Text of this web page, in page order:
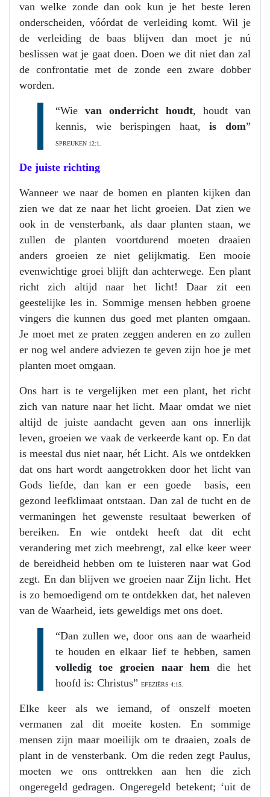
van welke zonde dan ook kun je het beste leren
onderscheiden, vóórdat de verleiding komt. Wil je
de verleiding de baas blijven dan moet je nú
beslissen wat je gaat doen. Doen we dit niet dan zal
de confrontatie met de zonde een zware dobber
worden.
“Wie van onderricht houdt, houdt van
kennis, wie berispingen haat,is dom”
SPREUKEN 12:1.
De juiste richting
Wanneer we naar de bomen en planten kijken dan
zien we dat ze naar het licht groeien. Dat zien we
ook in de vensterbank, als daar planten staan, we
zullen de planten voortdurend moeten draaien
anders groeien ze niet gelijkmatig. Een mooie
evenwichtige groei blijft dan achterwege. Een plant
richt zich altijd naar het licht! Daar zit een
geestelijke les in. Sommige mensen hebben groene
vingers die kunnen dus goed met planten omgaan.
Je moet met ze praten zeggen anderen en zo zullen
er nog wel andere adviezen te geven zijn hoe je met
planten moet omgaan.
Ons hart is te vergelijken met een plant, het richt
zich van nature naar het licht. Maar omdat we niet
altijd de juiste aandacht geven aan ons innerlijk
leven, groeien we vaak de verkeerde kant op. En dat
is meestal dus niet naar, hét Licht. Als we ontdekken
dat ons hart wordt aangetrokken door het licht van
Gods liefde, dan kan er een goede basis, een
gezond leefklimaat ontstaan. Dan zal de tucht en de
vermaningen het gewenste resultaat bewerken of
bereiken. En wie ontdekt heeft dat dit echt
verandering met zich meebrengt, zal elke keer weer
de bereidheid hebben om te luisteren naar wat God
zegt. En dan blijven we groeien naar Zijn licht. Het
is zo bemoedigend om te ontdekken dat, het naleven
van de Waarheid, iets geweldigs met ons doet.
“Dan zullen we, door ons aan de waarheid
te houden en elkaar lief te hebben, samen
volledig toe groeien naar hem die het
hoofd is: Christus” EFEZIËRS 4:15.
Elke keer als we iemand, of onszelf moeten
vermanen zal dit moeite kosten. En sommige
mensen zijn maar moeilijk om te draaien, zoals de
plant in de vensterbank. Om die reden zegt Paulus,
moeten we ons onttrekken aan hen die zich
ongeregeld gedragen. Ongeregeld betekent; ‘uit de